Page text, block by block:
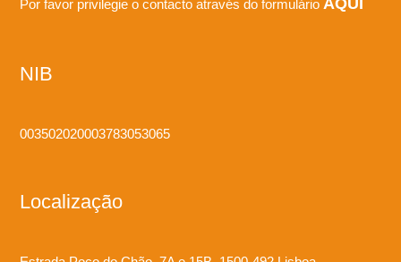
Por favor privilegie o contacto através do formulário
NIB
003502020003783053065
Localização